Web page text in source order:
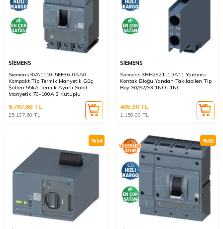
SİEMENS
Siemens 3VA1110-5EE36-0AA0
Kompakt Tip Termik Manyetik Güç
Şalteri 55kA Termik Ayarlı Sabit
Manyetik 70-100A 3 Kutuplu
25.107,60TL
8.787,66TL
SİEMENS
Siemens 3RH2921-1DA11 Yardımcı
Kontak Bloğu Yandan Takılabilen Tip
Boy:S0/S2/S3 1NO+1NC
1.158,00TL
405,30TL
%54 %65